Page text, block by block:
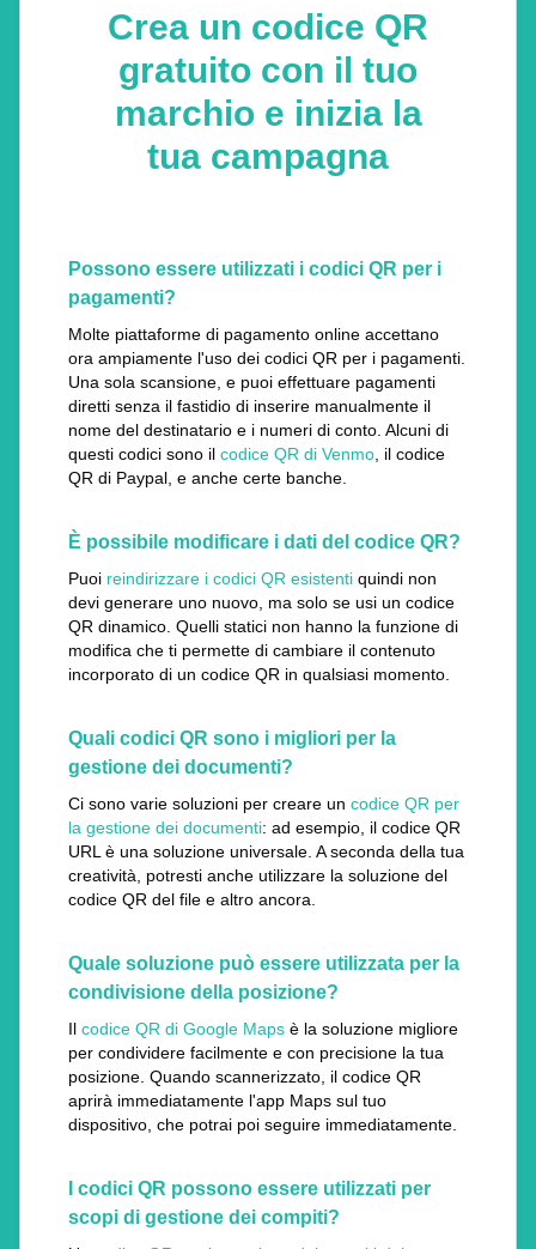
Crea un codice QR
gratuito con il tuo
marchio e inizia la
tua campagna
Possono essere utilizzati i codici QR per i
pagamenti?
Molte piattaforme di pagamento online accettano
ora ampiamente l'uso dei codici QR per i pagamenti.
Una sola scansione, e puoi effettuare pagamenti
diretti senza il fastidio di inserire manualmente il
nome del destinatario e i numeri di conto. Alcuni di
questi codici sono il codice QR di Venmo , il codice
QR di Paypal, e anche certe banche.
È possibile modificare i dati del codice QR?
Puoi reindirizzare i codici QR esistenti quindi non
devi generare uno nuovo, ma solo se usi un codice
QR dinamico. Quelli statici non hanno la funzione di
modifica che ti permette di cambiare il contenuto
incorporato di un codice QR in qualsiasi momento.
Quali codici QR sono i migliori per la
gestione dei documenti?
Ci sono varie soluzioni per creare un codice QR per
la gestione dei documenti: ad esempio, il codice QR
URL è una soluzione universale. A seconda della tua
creatività, potresti anche utilizzare la soluzione del
codice QR del file e altro ancora.
Quale soluzione può essere utilizzata per la
condivisione della posizione?
Il codice QR di Google Maps è la soluzione migliore
per condividere facilmente e con precisione la tua
posizione. Quando scannerizzato, il codice QR
aprirà immediatamente l'app Maps sul tuo
dispositivo, che potrai poi seguire immediatamente.
I codici QR possono essere utilizzati per
scopi di gestione dei compiti?